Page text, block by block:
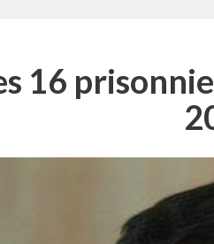
16